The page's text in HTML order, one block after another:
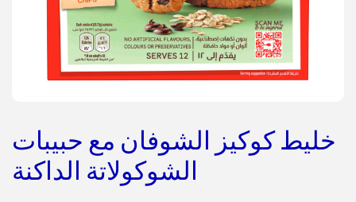
خليط كوكيز الشوفان مع حبيبات
الشوكولاتة الداكنة